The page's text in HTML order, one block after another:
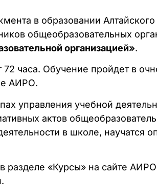
в образовании
общеобразовательных
организацией».
часа. Обучение пройдет в
АИРО.
управления учебной
актов
в школе,
в разделе «Курсы» на сайте